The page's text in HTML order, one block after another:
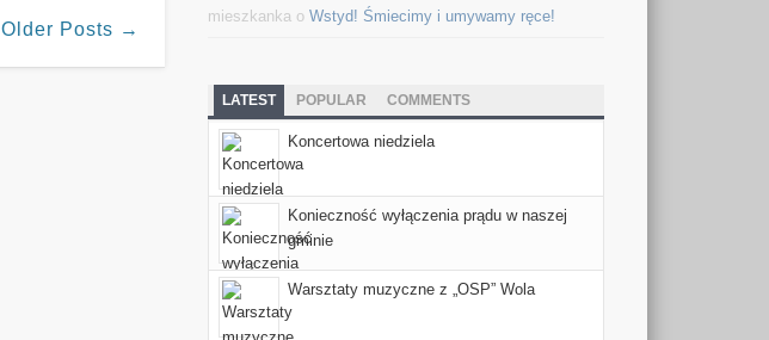
Older Posts →
mieszkanka oWstyd! Śmiecimy i umywamy ręce!
LATEST POPULAR COMMENTS
Koncertowa niedziela
Konieczność wyłączenia prądu w naszej
gminie
Warsztaty muzyczne z „OSP” Wola